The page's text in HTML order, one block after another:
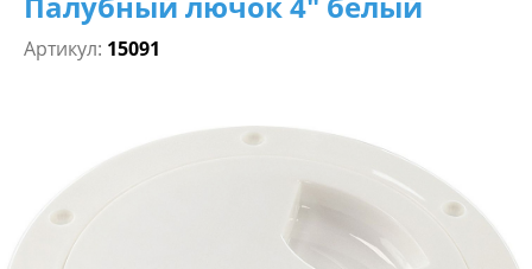
Артикул: 15091